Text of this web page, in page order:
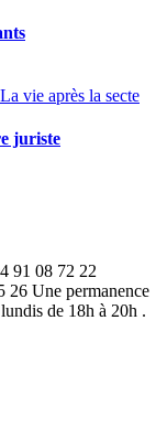
La vie après la secte
juriste
91 08 72 22
26 Une permanence
de 18h à 20h .